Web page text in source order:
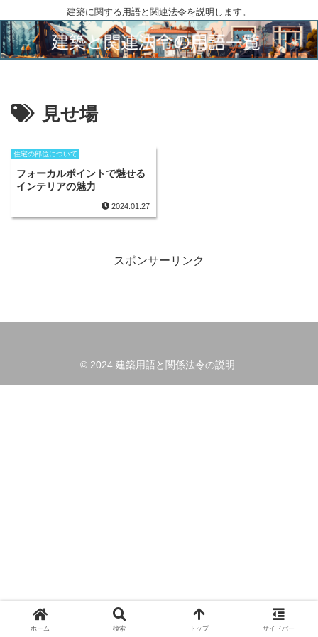
建築に関する用語と関連法令を説明します。
見せ場
住宅の部位について
フォーカルポイントで魅せる
インテリアの魅力
2024.01.27
スポンサーリンク
© 2024 建築用語と関係法令の説明.
ホーム 検索 トップ サイドバー